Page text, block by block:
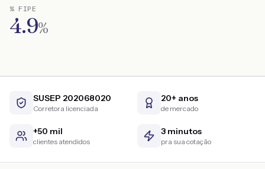
% FIPE
4.9%
SUSEP 202068020
Corretora licenciada
20+ anos
de mercado
+50 mil
clientes atendidos
3 minutos
pra sua cotação